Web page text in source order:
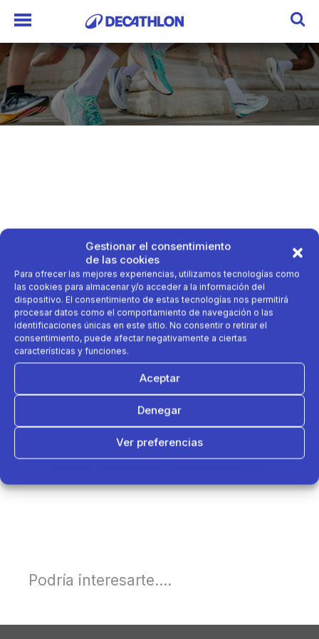
Gestionar el consentimiento
de las cookies
Para ofrecer las mejores experiencias, utilizamos tecnologías como
las cookies para almacenar y/o acceder a la información del
dispositivo. El consentimiento de estas tecnologías nos permitirá
procesar datos como el comportamiento de navegación o las
identificaciones únicas en este sitio. No consentir o retirar el
consentimiento, puede afectar negativamente a ciertas
características y funciones.
Aceptar
Denegar
Ver preferencias
Podría interesarte....